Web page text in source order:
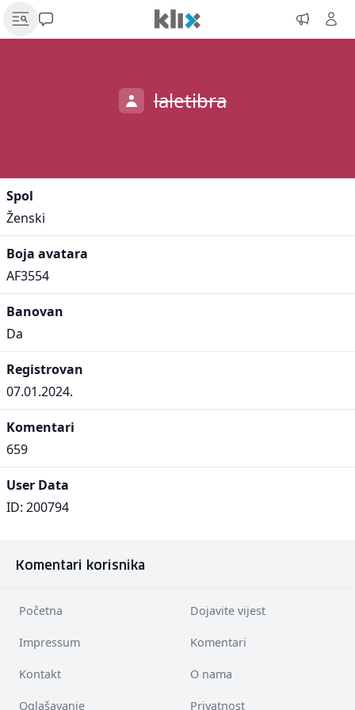
laletibra
Spol
Ženski
Boja avatara
AF3554
Banovan
Da
Registrovan
07.01.2024.
Komentari
659
User Data
ID: 200794
Komentari korisnika
Početna Dojavite vijest
Impressum Komentari
Kontakt O nama
Oglašavanje Privatnost